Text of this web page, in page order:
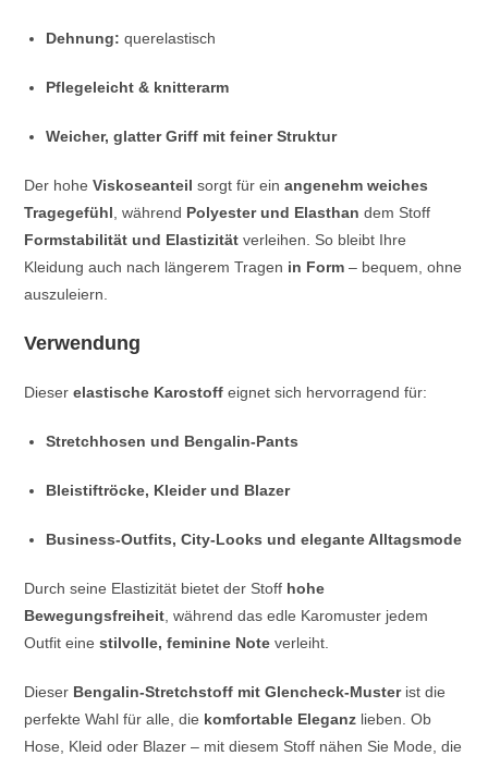
Dehnung: querelastisch
Pflegeleicht & knitterarm
Weicher, glatter Griff mit feiner Struktur
Der hoheViskoseanteil sorgt für einangenehm weiches
Tragegefühl , während Polyester und Elasthan dem Stoff
Formstabilität und Elastizität verleihen. So bleibt Ihre
Kleidung auch nach längerem Tragen in Form – bequem, ohne
auszuleiern.
Verwendung
Dieserelastische Karostoff eignet sich hervorragend für:
Stretchhosen und Bengalin-Pants
Bleistiftröcke, Kleider und Blazer
Business-Outfits, City-Looks und elegante Alltagsmode
Durch seine Elastizität bietet der Stoff hohe
Bewegungsfreiheit , während das edle Karomuster jedem
Outfit einestilvolle, feminine Note verleiht.
Dieser Bengalin-Stretchstoff mit Glencheck-Musterist die
perfekte Wahl für alle, die komfortable Eleganz lieben. Ob
Hose, Kleid oder Blazer – mit diesem Stoff nähen Sie Mode, die